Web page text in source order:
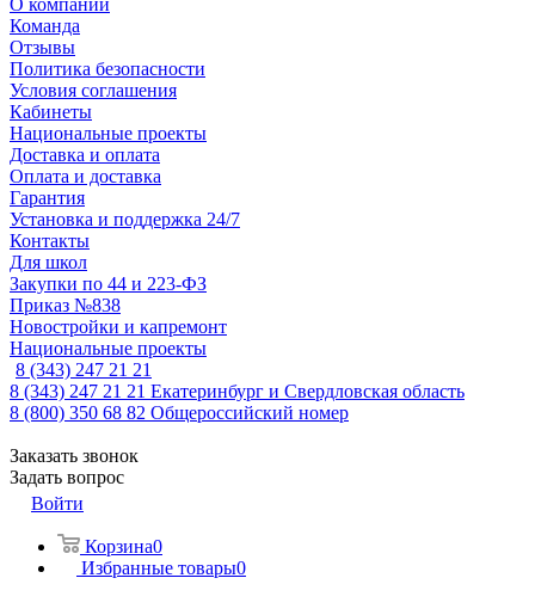
О компании
Команда
Отзывы
Политика безопасности
Условия соглашения
Кабинеты
Национальные проекты
Доставка и оплата
Оплата и доставка
Гарантия
Установка и поддержка 24/7
Контакты
Для школ
Закупки по 44 и 223-ФЗ
Приказ №838
Новостройки и капремонт
Национальные проекты
8 (343) 247 21 21
8 (343) 247 21 21 Екатеринбург и Свердловская область
8 (800) 350 68 82 Общероссийский номер
Заказать звонок
Задать вопрос
Войти
Корзина0
Избранные товары0